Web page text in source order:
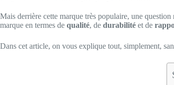
Mais derrière cette marque très populaire, une question
marque en termes de qualité, de durabilité et de
Dans cet article, on vous explique tout, simplement,